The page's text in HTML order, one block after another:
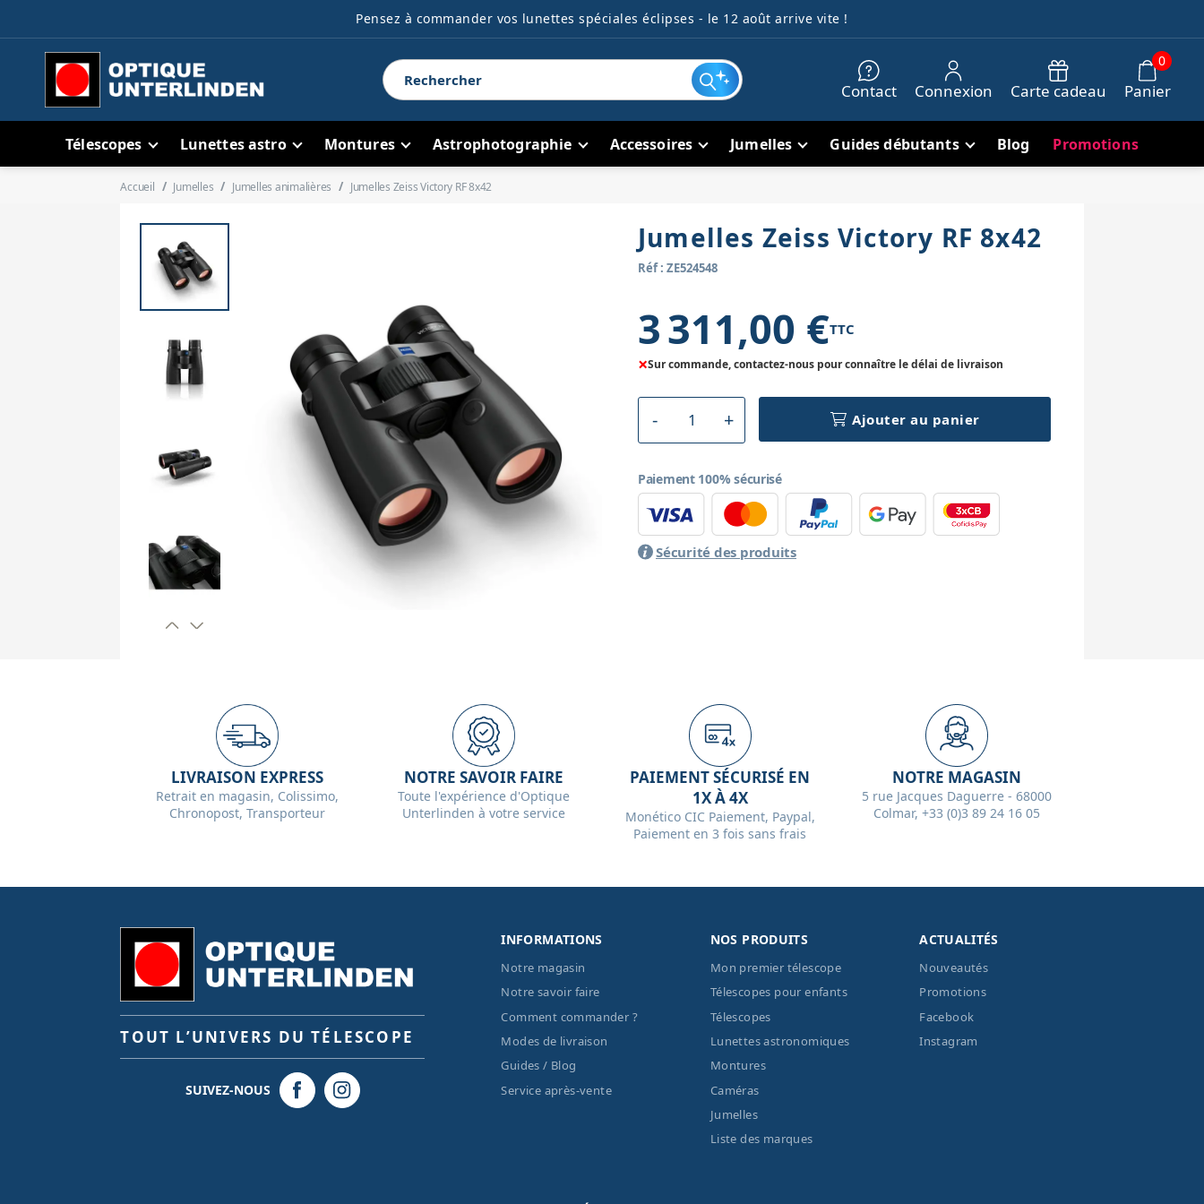
Pensez à commander vos lunettes spéciales éclipses - le 12 août arrive vite !
Contact Connexion Carte cadeau Panier
0
Télescopes Lunettes astro Montures Astrophotographie Accessoires Jumelles Guides débutants Blog Promotions
Accueil Jumelles Jumelles animalières Jumelles Zeiss Victory RF 8x42
Jumelles Zeiss Victory RF 8x42
Réf : ZE524548
3 311,00 €TTC
×Sur commande, contactez-nous pour connaître le délai de livraison
Ajouter au panier
Paiement 100% sécurisé
Sécurité des produits
LIVRAISON EXPRESS
Retrait en magasin, Colissimo,
Chronopost, Transporteur
NOTRE SAVOIR FAIRE
Toute l'expérience d'Optique
Unterlinden à votre service
PAIEMENT SÉCURISÉ EN
1X À 4X
Monético CIC Paiement, Paypal,
Paiement en 3 fois sans frais
NOTRE MAGASIN
5 rue Jacques Daguerre - 68000
Colmar, +33 (0)3 89 24 16 05
TOUT L’UNIVERS DU TÉLESCOPE
SUIVEZ-NOUS
INFORMATIONS
Notre magasin
Notre savoir faire
Comment commander ?
Modes de livraison
Guides / Blog
Service après-vente
NOS PRODUITS
Mon premier télescope
Télescopes pour enfants
Télescopes
Lunettes astronomiques
Montures
Caméras
Jumelles
Liste des marques
ACTUALITÉS
Nouveautés
Promotions
Facebook
Instagram